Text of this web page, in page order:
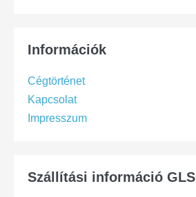
Információk
Cégtörténet
Kapcsolat
Impresszum
Szállítási információ GLS